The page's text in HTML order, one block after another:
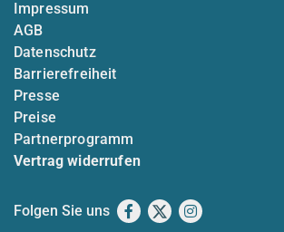
Impressum
AGB
Datenschutz
Barrierefreiheit
Presse
Preise
Partnerprogramm
Vertrag widerrufen
Folgen Sie uns Facebook
X Instagram